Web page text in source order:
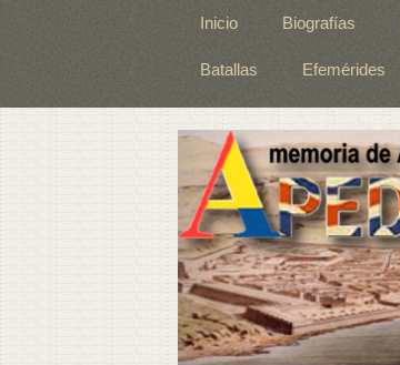
Inicio Biografías
Batallas Efemérides